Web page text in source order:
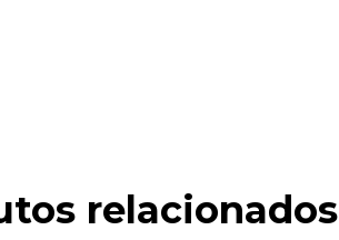
relacionados